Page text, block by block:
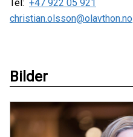
Tel: +47 922 05 921
christian.olsson@olavthon.no
Bilder